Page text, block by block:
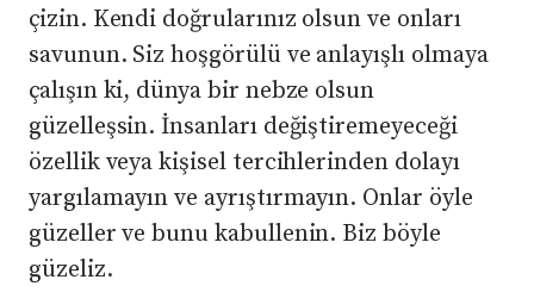
çizin. Kendi doğrularınız olsun ve onları
savunun. Siz hoşgörülü ve anlayışlı olmaya
çalışın ki, dünya bir nebze olsun
güzelleşsin. İnsanları değiştiremeyeceği
özellik veya kişisel tercihlerinden dolayı
yargılamayın ve ayrıştırmayın. Onlar öyle
güzeller ve bunu kabullenin. Biz böyle
güzeliz.